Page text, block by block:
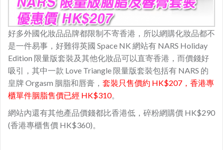
好多外國化妝品品牌都限制不寄香港，所以網購化妝品都不
是一件易事，好難得英國 Space NK 網站有 NARS Holiday
Edition 限量版套裝及其他化妝品可以直寄香港，而價錢好
吸引，其中一款 Love Triangle 限量版套裝包括有 NARS 的
皇牌 Orgasm 胭脂和唇膏， 套裝只售價約 HK$207，香港專
櫃單件胭脂售價已經 HK$310。
網站內還有其他產品價錢都比香港低，碎粉網購價 HK$290
(香港專櫃售價 HK$360)。